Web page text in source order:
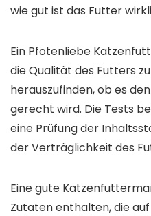
wie gut ist das Futter
Ein Pfotenliebe
die Qualität des Futters
herauszufinden, ob es
gerecht wird. Die Tests
eine Prüfung der
der Verträglichkeit des
Eine gute
Zutaten enthalten, die